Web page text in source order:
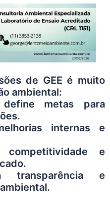
de GEE é muito
ambiental:
metas para
internas e
e
e